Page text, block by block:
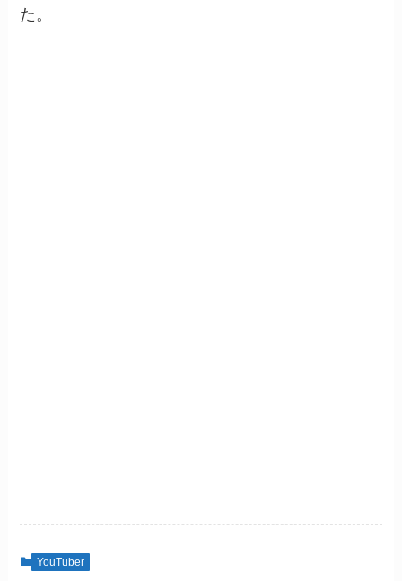
た。
YouTuber